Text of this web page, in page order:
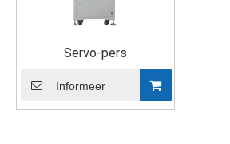
Servo-pers
Informeer